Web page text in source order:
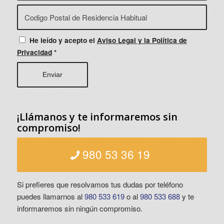
He leído y acepto el Aviso Legal y la Política de
Privacidad *
¡Llámanos y te informaremos sin
compromiso!
980 53 36 19
Si prefieres que resolvamos tus dudas por teléfono
puedes llamarnos al980 533 619o al980 533 688y te
informaremos sin ningún compromiso.